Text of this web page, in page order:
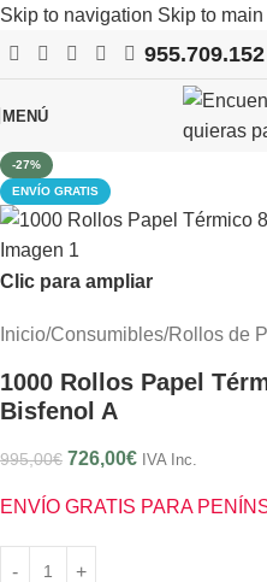
Skip to navigation Skip to
RECUERDA QUE PRONTO
VERIFACTU,
955.709.152
MENÚ
-27%
ENVÍO GRATIS
Clic para ampliar
Inicio/Consumibles/Rollos de
1000 Rollos Papel
Bisfenol A
995,00€ 726,00€ IVA Inc.
ENVÍO GRATIS PARA